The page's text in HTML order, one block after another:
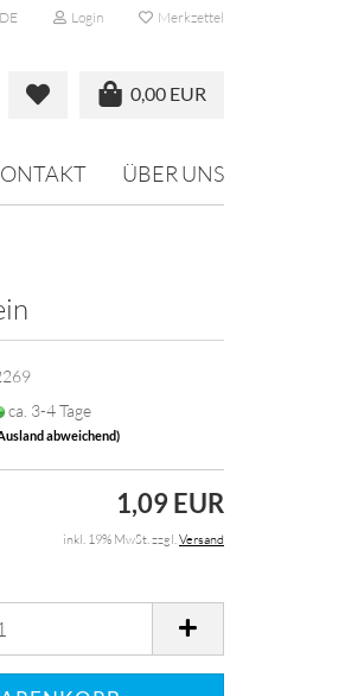
DE Login Merkzettel
0,00 EUR
ÜBER UNS
ca. 3-4 Tage
abweichend)
1,09 EUR
inkl. 19% MwSt. zzgl.Versand